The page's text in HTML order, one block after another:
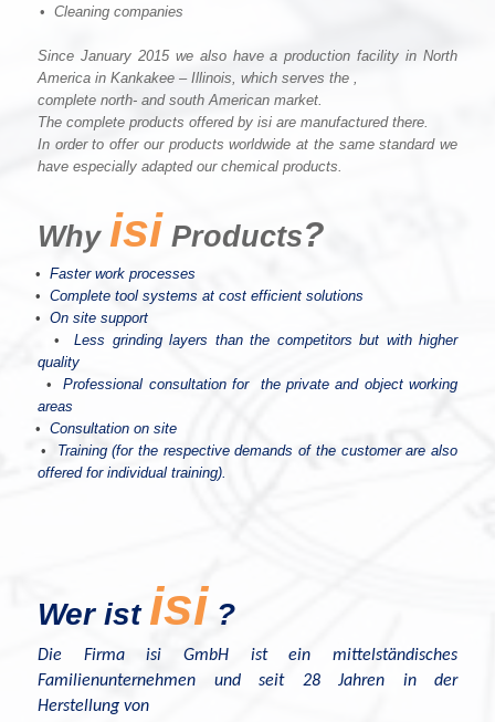
•
Cleaning companies
Since January 2015 we also have a production facility in North
America in Kankakee – Illinois, which serves the ,
complete north- and south American market.
The complete products offered by isi are manufactured there.
In order to offer our products worldwide at the same standard we
have especially adapted our chemical products.
Why isi Products?
• Faster work processes
•
Complete tool systems at cost efficient solutions
•On site support
•Less grinding layers than the competitors but with higher
quality
•
Professional consultation for the private and object working
areas
•
Consultation on site
•
Training (for the respective demands of the customer are also
offered for individual training).
Wer ist isi ?
Die Firma isi
GmbH ist ein mittelständisches
Familienunternehmen und seit 28 Jahren in der
Herstellung von